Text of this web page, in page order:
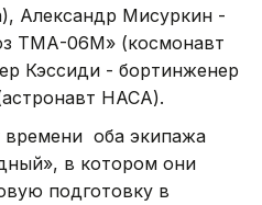
Александр Мисуркин -
ТМА-06М» (космонавт
Кэссиди - бортинженер
НАСА).
времени оба экипажа
в котором они
подготовку в